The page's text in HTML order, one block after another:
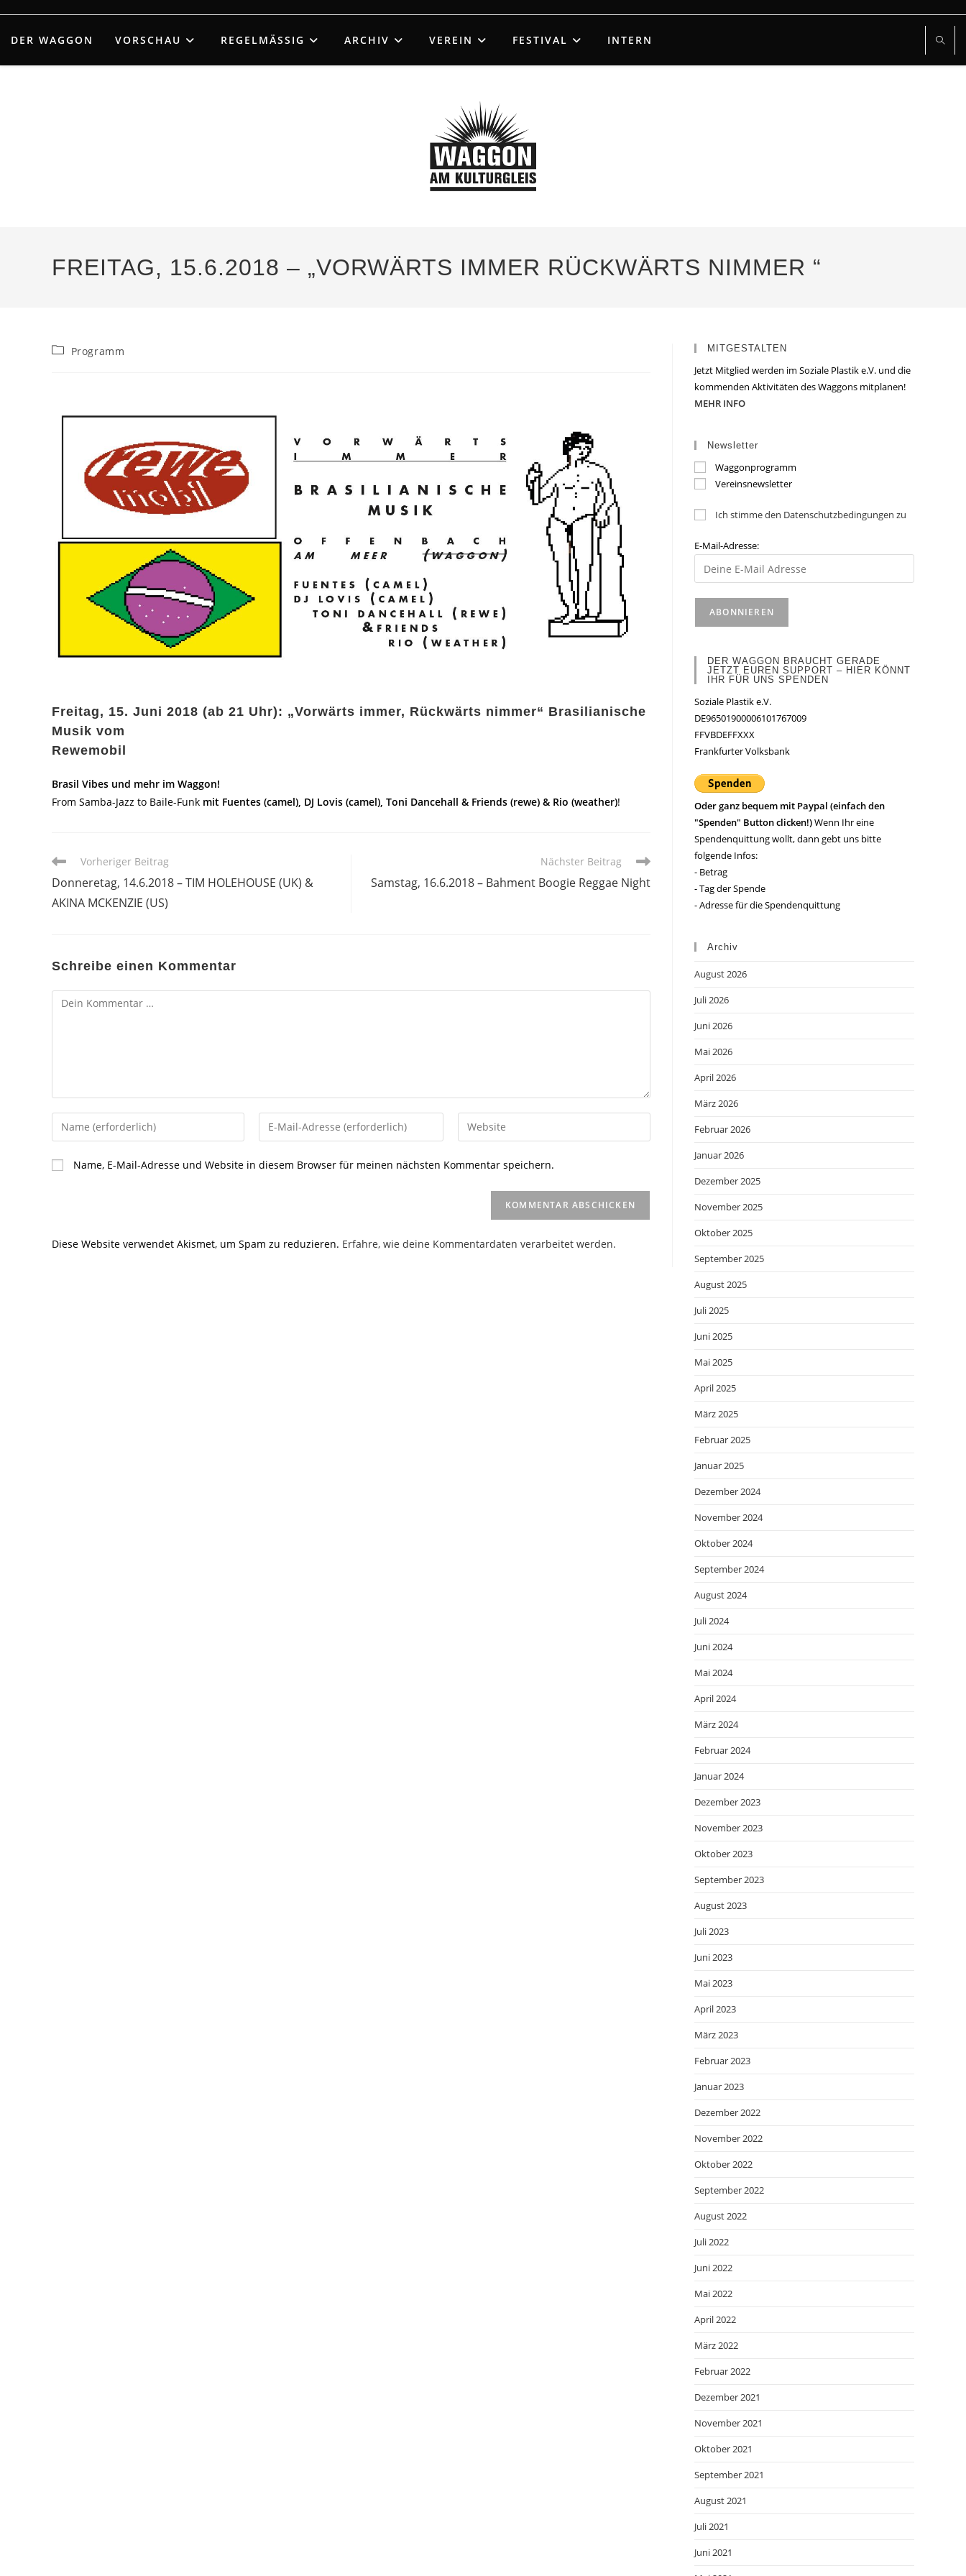
springen
DER WAGGON VORSCHAU REGELMÄSSIG ARCHIV VEREIN FESTIVAL INTERN
FREITAG, 15.6.2018 – „VORWÄRTS IMMER RÜCKWÄRTS NIMMER “
Beitrags-
Programm
Freitag, 15. Juni 2018 (ab 21 Uhr): „Vorwärts immer, Rückwärts nimmer“ Brasilianische
Musik vom
Rewemobil
Brasil Vibes und mehr im Waggon!
From Samba-Jazz to Baile-Funk mit Fuentes (camel), DJ Lovis (camel), Toni Dancehall & Friends (rewe) & Rio (weather)!
Weitere
ansehen
Vorheriger Beitrag
Donneretag, 14.6.2018 – TIM HOLEHOUSE (UK) &
AKINA MCKENZIE (US)
Nächster Beitrag
Samstag, 16.6.2018 – Bahment Boogie Reggae Night
Schreibe einen Kommentar
Kommentar
Gib
deinen
Namen
oder
ein
Gib
deine
ein
Gib
deine
Name, E-Mail-Adresse und Website in diesem Browser für meinen nächsten Kommentar speichern.
Diese Website verwendet Akismet, um Spam zu reduzieren. Erfahre, wie deine Kommentardaten verarbeitet werden.
MITGESTALTEN
Jetzt Mitglied werden im Soziale Plastik e.V. und die
kommenden Aktivitäten des Waggons mitplanen!
MEHR INFO
Newsletter
Waggonprogramm
Vereinsnewsletter
Ich stimme den Datenschutzbedingungen zu
E-Mail-Adresse:
DER WAGGON BRAUCHT GERADE
JETZT EUREN SUPPORT – HIER KÖNNT
IHR FÜR UNS SPENDEN
Soziale Plastik e.V.
DE96501900006101767009
FFVBDEFFXXX
Frankfurter Volksbank
Oder ganz bequem mit Paypal (einfach den
"Spenden" Button clicken!)Wenn Ihr eine
Spendenquittung wollt, dann gebt uns bitte
folgende Infos:
- Betrag
- Tag der Spende
- Adresse für die Spendenquittung
Archiv
August 2026
Juli 2026
Juni 2026
Mai 2026
April 2026
März 2026
Februar 2026
Januar 2026
Dezember 2025
November 2025
Oktober 2025
September 2025
August 2025
Juli 2025
Juni 2025
Mai 2025
April 2025
März 2025
Februar 2025
Januar 2025
Dezember 2024
November 2024
Oktober 2024
September 2024
August 2024
Juli 2024
Juni 2024
Mai 2024
April 2024
März 2024
Februar 2024
Januar 2024
Dezember 2023
November 2023
Oktober 2023
September 2023
August 2023
Juli 2023
Juni 2023
Mai 2023
April 2023
März 2023
Februar 2023
Januar 2023
Dezember 2022
November 2022
Oktober 2022
September 2022
August 2022
Juli 2022
Juni 2022
Mai 2022
April 2022
März 2022
Februar 2022
Dezember 2021
November 2021
Oktober 2021
September 2021
August 2021
Juli 2021
Juni 2021